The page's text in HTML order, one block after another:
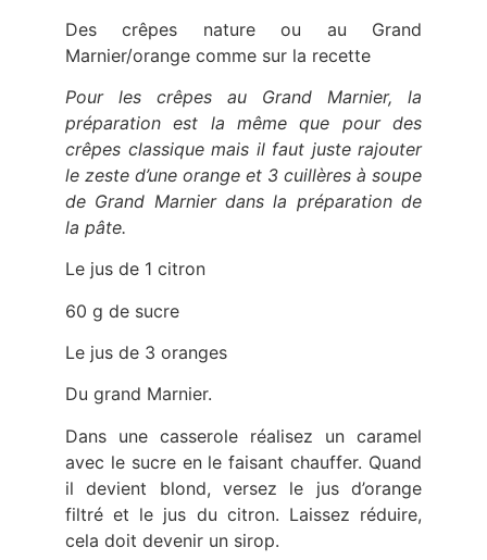
Des crêpes nature ou au Grand
Marnier/orange comme sur la recette
Pour les crêpes au Grand Marnier, la
préparation est la même que pour des
crêpes classique mais il faut juste rajouter
le zeste d’une orange et 3 cuillères à soupe
de Grand Marnier dans la préparation de
la pâte.
Le jus de 1 citron
60 g de sucre
Le jus de 3 oranges
Du grand Marnier.
Dans une casserole réalisez un caramel
avec le sucre en le faisant chauffer. Quand
il devient blond, versez le jus d’orange
filtré et le jus du citron. Laissez réduire,
cela doit devenir un sirop.